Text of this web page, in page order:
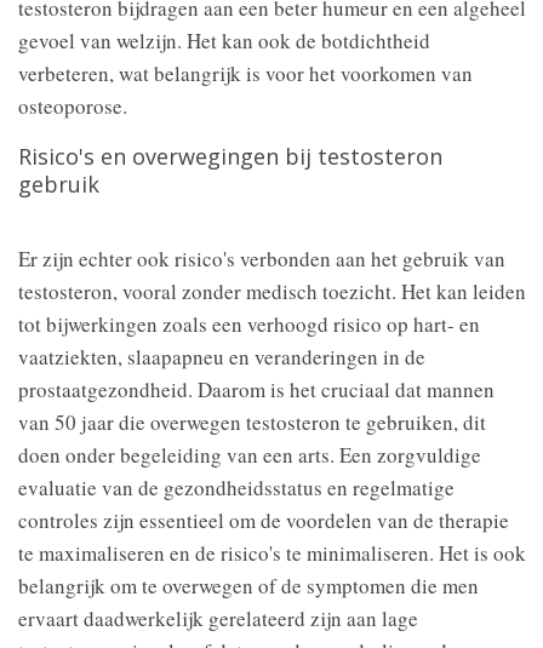
testosteron bijdragen aan een beter humeur en een algeheel
gevoel van welzijn. Het kan ook de botdichtheid
verbeteren, wat belangrijk is voor het voorkomen van
osteoporose.
Risico's en overwegingen bij testosteron
gebruik
Er zijn echter ook risico's verbonden aan het gebruik van
testosteron, vooral zonder medisch toezicht. Het kan leiden
tot bijwerkingen zoals een verhoogd risico op hart- en
vaatziekten, slaapapneu en veranderingen in de
prostaatgezondheid. Daarom is het cruciaal dat mannen
van 50 jaar die overwegen testosteron te gebruiken, dit
doen onder begeleiding van een arts. Een zorgvuldige
evaluatie van de gezondheidsstatus en regelmatige
controles zijn essentieel om de voordelen van de therapie
te maximaliseren en de risico's te minimaliseren. Het is ook
belangrijk om te overwegen of de symptomen die men
ervaart daadwerkelijk gerelateerd zijn aan lage